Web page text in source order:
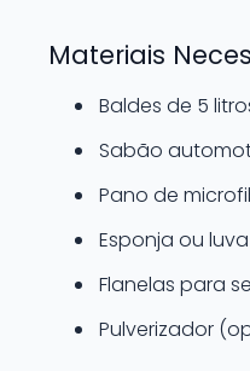
Materiais
Baldes de 5
Sabão
Pano de
Esponja ou
Flanelas para
Pulverizador